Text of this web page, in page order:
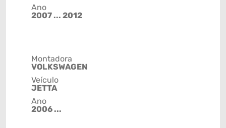
Ano
2007 ... 2012
Montadora
VOLKSWAGEN
Veículo
JETTA
Ano
2006 ...